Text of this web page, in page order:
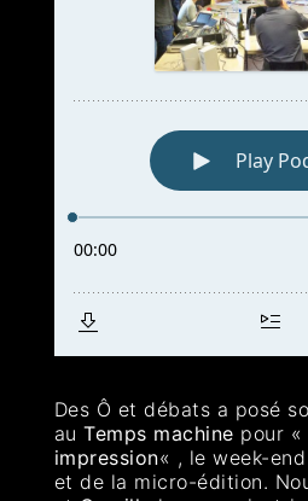
Des Ô et débats a posé
auTemps machine pour «
impression« , le week-
et de la micro-édition.